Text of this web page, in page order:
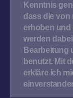
Kenntnis
dass die von
erhoben und
werden
Bearbeitung
benutzt. Mit
erkläre ich